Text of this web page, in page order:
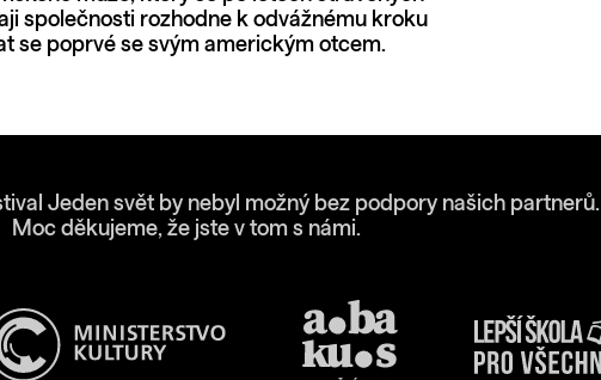
společnosti rozhodne k odvážnému kroku
se poprvé se svým americkým otcem.
Jeden svět by nebyl možný bez podpory našich partnerů.
Moc děkujeme, že jste v tom s námi.